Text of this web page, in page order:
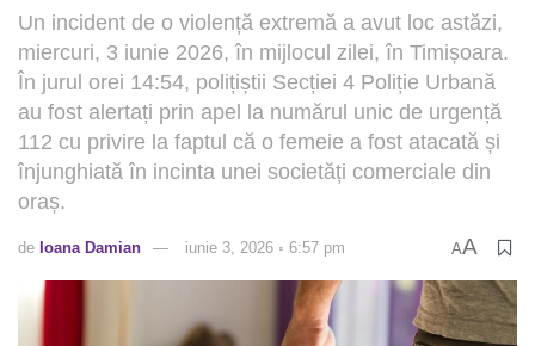
Un incident de o violență extremă a avut loc astăzi,
miercuri, 3 iunie 2026, în mijlocul zilei, în Timișoara.
În jurul orei 14:54, polițiștii Secției 4 Poliție Urbană
au fost alertați prin apel la numărul unic de urgență
112 cu privire la faptul că o femeie a fost atacată și
înjunghiată în incinta unei societăți comerciale din
oraș.
de Ioana Damian iunie 3, 2026 ◦ 6:57 pm AA